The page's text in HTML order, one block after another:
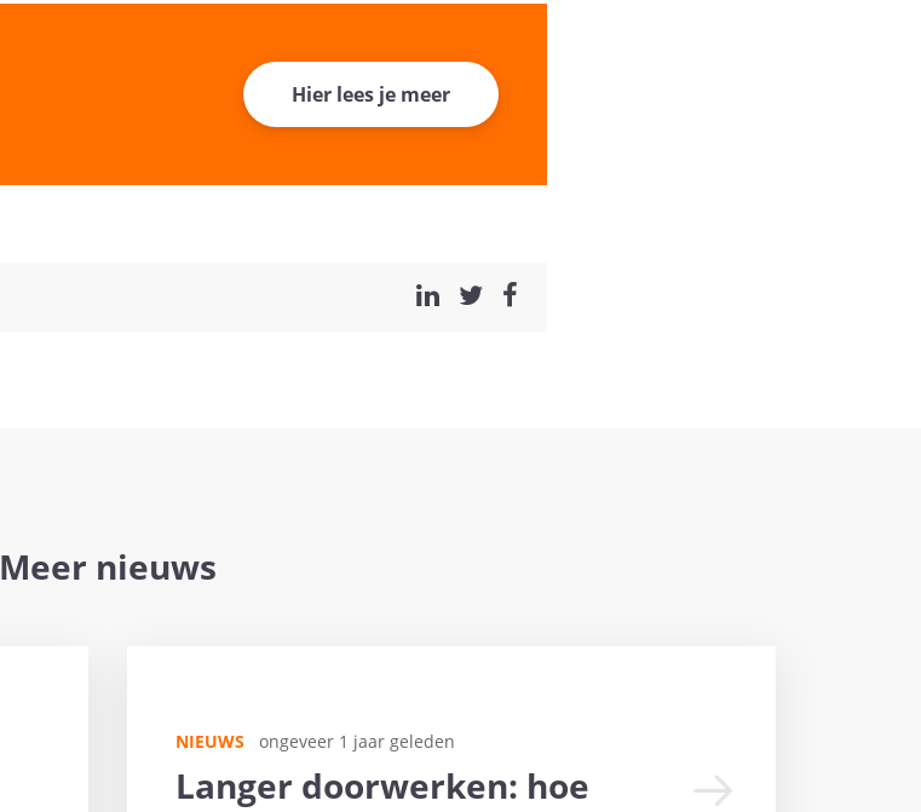
Hier lees je meer
Meer nieuws
NIEUWS ongeveer 1 jaar geleden
Langer doorwerken: hoe